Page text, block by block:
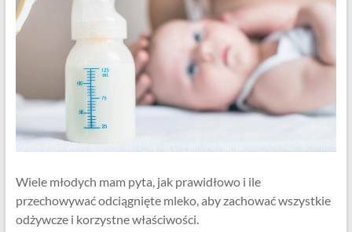
Wiele młodych mam pyta, jak prawidłowo i ile
przechowywać odciągnięte mleko, aby zachować wszystkie
odżywcze i korzystne właściwości.